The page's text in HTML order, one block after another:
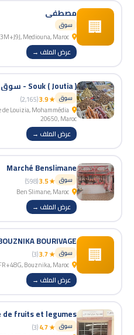
🏢 مصطفى
سوق
عرض الملف →
Souk ( Joutia ) - سوق الجوطية
سوق ★ 3.9
(2,165)
de Louizia, Mohammédia
20650, Maroc
عرض الملف →
Marché Benslimane
سوق ★ 3.5
(598)
عرض الملف →
🏢
BOURIVAGE
سوق ★ 3.7
(3)
عرض الملف →
de fruits et legumes
سوق ★ 4.7
(3)